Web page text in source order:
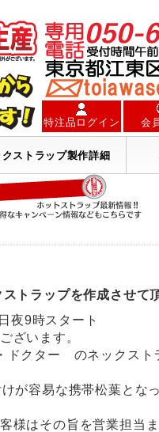
特注品ログイン 会
クストラップ製作詳細
トラップを作成させて
夜9時スタート
ざいます。
ドクター のネックスト
が容易な携帯松葉とな
様はその旨を営業担当